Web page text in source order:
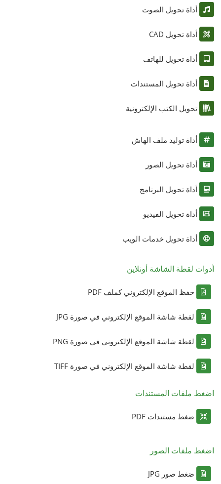
أداة تحويل الصوت
أداة تحويل CAD
أداة تحويل للهاتف
أداة تحويل المستندات
تحويل الكتب الإلكترونية
أداة توليد ملف الهاش
أداة تحويل الصور
أداة تحويل البرنامج
أداة تحويل الفيديو
أداة تحويل خدمات الويب
أدوات لقطة الشاشة أونلاين
حفظ الموقع الإلكتروني كملف PDF
لقطة شاشة الموقع الإلكتروني في صورة JPG
لقطة شاشة الموقع الإلكتروني في صورة PNG
لقطة شاشة الموقع الإلكتروني في صورة TIFF
اضغط ملفات المستندات
ضغط مستندات PDF
اضغط ملفات الصور
ضغط صور JPG